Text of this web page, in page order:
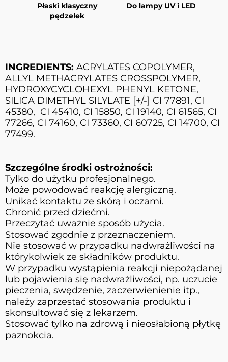
Płaski klasyczny
pędzelek
Do lampy UV i LED
INGREDIENTS: ACRYLATES COPOLYMER,
ALLYL METHACRYLATES CROSSPOLYMER,
HYDROXYCYCLOHEXYL PHENYL KETONE,
SILICA DIMETHYL SILYLATE [+/-] CI 77891, CI
45380, CI 45410, CI 15850, CI 19140, CI 61565, CI
77266, CI 74160, CI 73360, CI 60725, CI 14700, CI
77499.
Szczególne środki ostrożności:
Tylko do użytku profesjonalnego.
Może powodować reakcję alergiczną.
Unikać kontaktu ze skórą i oczami.
Chronić przed dziećmi.
Przeczytać uważnie sposób użycia.
Stosować zgodnie z przeznaczeniem.
Nie stosować w przypadku nadwrażliwości na
którykolwiek ze składników produktu.
W przypadku wystąpienia reakcji niepożądanej
lub pojawienia się nadwrażliwości, np. uczucie
pieczenia, swędzenie, zaczerwienienie itp.,
należy zaprzestać stosowania produktu i
skonsultować się z lekarzem.
Stosować tylko na zdrową i nieosłabioną płytkę
paznokcia.